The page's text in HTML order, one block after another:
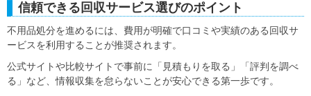
信頼できる回収サービス選びのポイント
不用品処分を進めるには、費用が明確で口コミや実績のある回収サ
ービスを利用することが推奨されます。
公式サイトや比較サイトで事前に「見積もりを取る」「評判を調べ
る」など、情報収集を怠らないことが安心できる第一歩です。